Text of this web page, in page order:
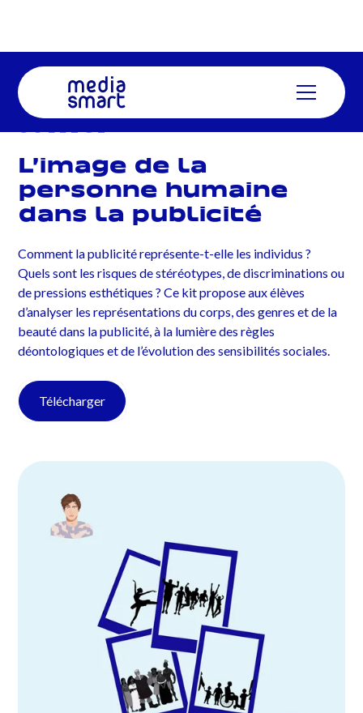
L’image de la
personne humaine
dans la publicité
Comment la publicité représente-t-elle les individus ?
Quels sont les risques de stéréotypes, de discriminations ou
de pressions esthétiques ? Ce kit propose aux élèves
d’analyser les représentations du corps, des genres et de la
beauté dans la publicité, à la lumière des règles
déontologiques et de l’évolution des sensibilités sociales.
Télécharger